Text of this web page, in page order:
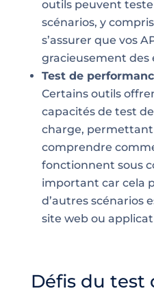
outils peuvent
scénarios, y
s’assurer que vos
gracieusement des
Test de
Certains outils
capacités de test
charge, permettant
comprendre
fonctionnent sous
important car cela
d’autres scénarios
site web ou
Défis du test